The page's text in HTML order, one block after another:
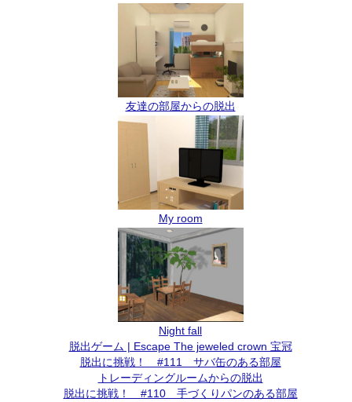
友達の部屋からの脱出
My room
Night fall
脱出ゲーム | Escape The jeweled crown 宝冠
脱出に挑戦！ #111 サバ缶のある部屋
トレーディングルームからの脱出
脱出に挑戦！ #110 手づくりパンのある部屋